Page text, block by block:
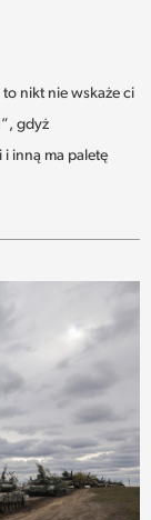
nikt nie wskaże ci
gdyż
inną ma paletę